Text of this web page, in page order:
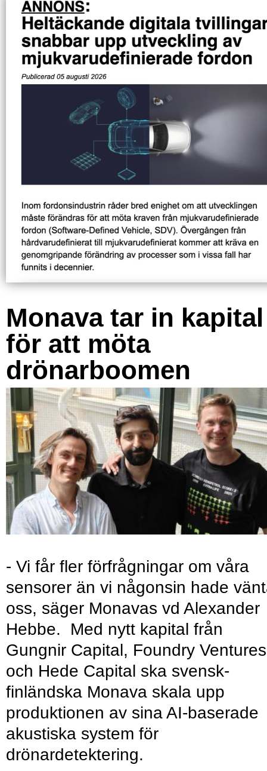
Monava tar in kapital
för att möta
drönarboomen
- Vi får fler förfrågningar om våra
sensorer än vi någonsin hade
oss, säger Monavas vd Alexander
Hebbe. Med nytt kapital från
Gungnir Capital, Foundry Ventures
och Hede Capital ska svensk-
finländska Monava skala upp
produktionen av sina AI-baserade
akustiska system för
drönardetektering.